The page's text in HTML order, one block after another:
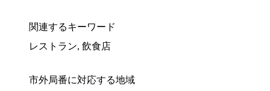
関連するキーワード
レストラン, 飲食店
市外局番に対応する地域